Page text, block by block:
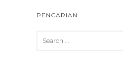
PENCARIAN